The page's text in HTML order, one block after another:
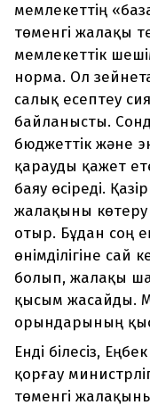
мемлекеттің
төменгі жалақы
мемлекеттік
норма. Ол
салық есептеу
байланысты.
бюджеттік және
қарауды қажет
баяу өсіреді.
жалақыны
отыр. Бұдан соң
өнімділігіне сай
болып, жалақы
қысым жасайды.
орындарының
Енді білесіз,
қорғау
төменгі жалақыны